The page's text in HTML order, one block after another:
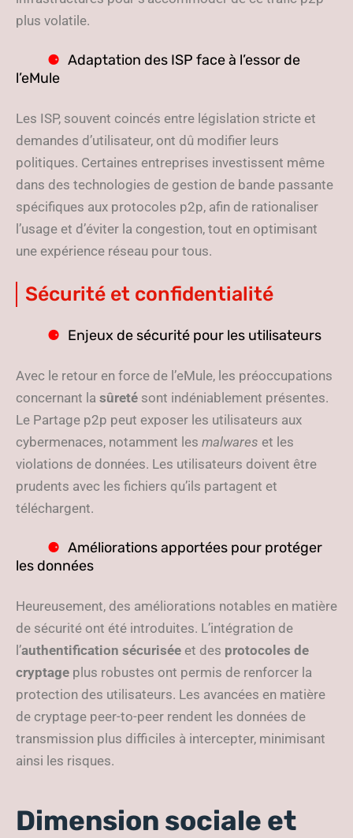
plus volatile.
Adaptation des ISP face à l’essor de
l’eMule
Les ISP, souvent coincés entre législation stricte et
demandes d’utilisateur, ont dû modifier leurs
politiques. Certaines entreprises investissent même
dans des technologies de gestion de bande passante
spécifiques aux protocoles p2p, afin de rationaliser
l’usage et d’éviter la congestion, tout en optimisant
une expérience réseau pour tous.
Sécurité et confidentialité
Enjeux de sécurité pour les utilisateurs
Avec le retour en force de l’eMule, les préoccupations
concernant la sûreté sont indéniablement présentes.
Le Partage p2p peut exposer les utilisateurs aux
cybermenaces, notamment les malwares et les
violations de données. Les utilisateurs doivent être
prudents avec les fichiers qu’ils partagent et
téléchargent.
Améliorations apportées pour protéger
les données
Heureusement, des améliorations notables en matière
de sécurité ont été introduites. L’intégration de
l’authentification sécurisée et des protocoles de
cryptage plus robustes ont permis de renforcer la
protection des utilisateurs. Les avancées en matière
de cryptage peer-to-peer rendent les données de
transmission plus difficiles à intercepter, minimisant
ainsi les risques.
Dimension sociale et